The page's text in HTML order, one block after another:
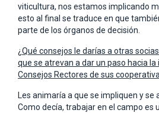
viticultura, nos estamos implicando
esto al final se traduce en que
parte de los órganos de decisión.
¿Qué consejos le darías a otras
que se atrevan a dar un paso hacia la
Consejos Rectores de sus
Les animaría a que se impliquen y se
Como decía, trabajar en el campo es